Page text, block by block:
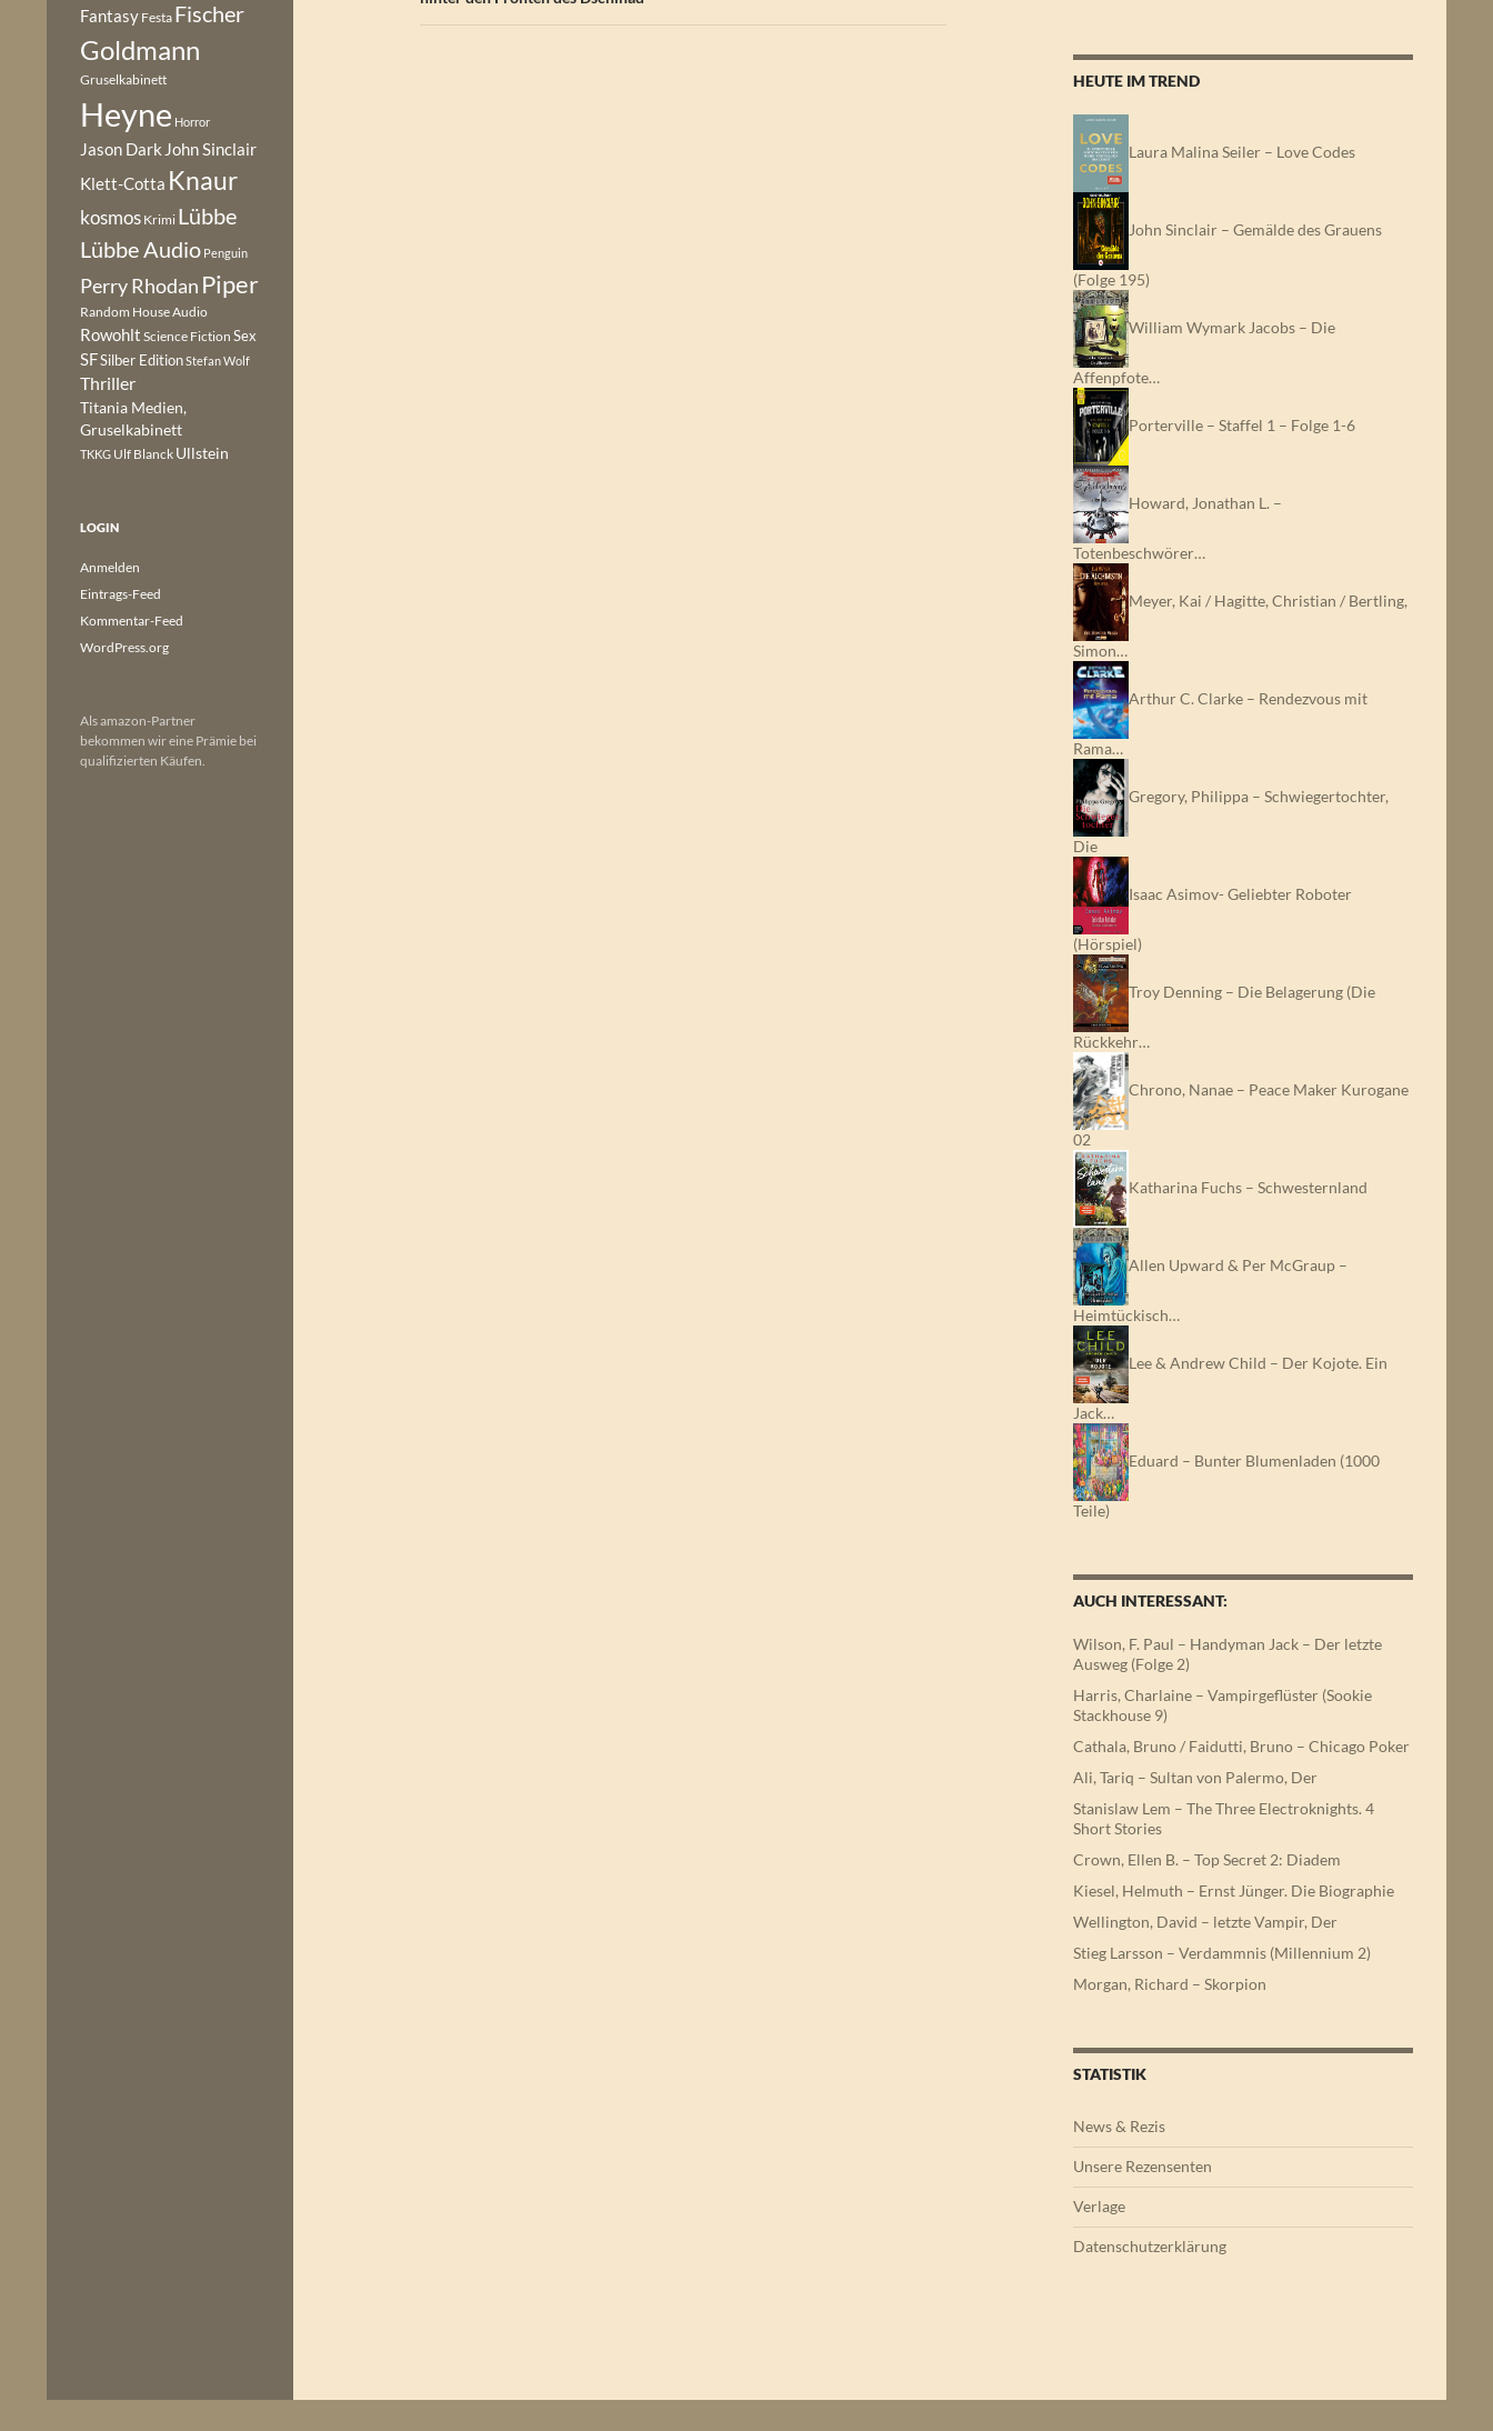
HEUTE IM TREND
Laura Malina Seiler – Love Codes
John Sinclair – Gemälde des Grauens
(Folge 195)
William Wymark Jacobs – Die
Affenpfote…
Porterville – Staffel 1 – Folge 1-6
Howard, Jonathan L. –
Totenbeschwörer…
Meyer, Kai / Hagitte, Christian / Bertling,
Simon…
Arthur C. Clarke – Rendezvous mit
Rama…
Gregory, Philippa – Schwiegertochter,
Die
Isaac Asimov- Geliebter Roboter
(Hörspiel)
Troy Denning – Die Belagerung (Die
Rückkehr…
Chrono, Nanae – Peace Maker Kurogane
02
Katharina Fuchs – Schwesternland
Allen Upward & Per McGraup –
Heimtückisch…
Lee & Andrew Child – Der Kojote. Ein
Jack…
Eduard – Bunter Blumenladen (1000
Teile)
AUCH INTERESSANT:
Wilson, F. Paul – Handyman Jack – Der letzte
Ausweg (Folge 2)
Harris, Charlaine – Vampirgeflüster (Sookie
Stackhouse 9)
Cathala, Bruno / Faidutti, Bruno – Chicago Poker
Ali, Tariq – Sultan von Palermo, Der
Stanislaw Lem – The Three Electroknights. 4
Short Stories
Crown, Ellen B. – Top Secret 2: Diadem
Kiesel, Helmuth – Ernst Jünger. Die Biographie
Wellington, David – letzte Vampir, Der
Stieg Larsson – Verdammnis (Millennium 2)
Morgan, Richard – Skorpion
STATISTIK
News & Rezis
Unsere Rezensenten
Verlage
Datenschutzerklärung
Fantasy Festa Fischer
Goldmann
Gruselkabinett
Heyne Horror
Jason Dark John Sinclair
Klett-Cotta Knaur
kosmos Krimi Lübbe
Lübbe Audio Penguin
Perry Rhodan Piper
Random House Audio
Rowohlt Science Fiction Sex
SFSilber EditionStefan Wolf
Thriller
Titania Medien,
Gruselkabinett
TKKG Ulf Blanck Ullstein
LOGIN
Anmelden
Eintrags-Feed
Kommentar-Feed
WordPress.org
Als amazon-Partner
bekommen wir eine Prämie bei
qualifizierten Käufen.